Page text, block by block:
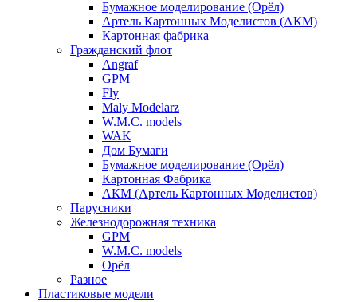
Бумажное моделирование (Орёл)
Артель Картонных Моделистов (АКМ)
Картонная фабрика
Гражданский флот
Angraf
GPM
Fly
Maly Modelarz
W.M.C. models
WAK
Дом Бумаги
Бумажное моделирование (Орёл)
Картонная Фабрика
АКМ (Артель Картонных Моделистов)
Парусники
Железнодорожная техника
GPM
W.M.C. models
Орёл
Разное
Пластиковые модели